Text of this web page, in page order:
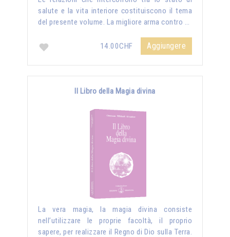
salute e la vita interiore costituiscono il tema
del presente volume. La migliore arma contro …
14.00CHF Aggiungere
Il Libro della Magia divina
La vera magia, la magia divina consiste
nell’utilizzare le proprie facoltà, il proprio
sapere, per realizzare il Regno di Dio sulla Terra.